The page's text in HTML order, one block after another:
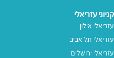
קניוני עזריאלי
עזריאלי אילון
עזריאלי תל אביב
עזריאלי ירושלים